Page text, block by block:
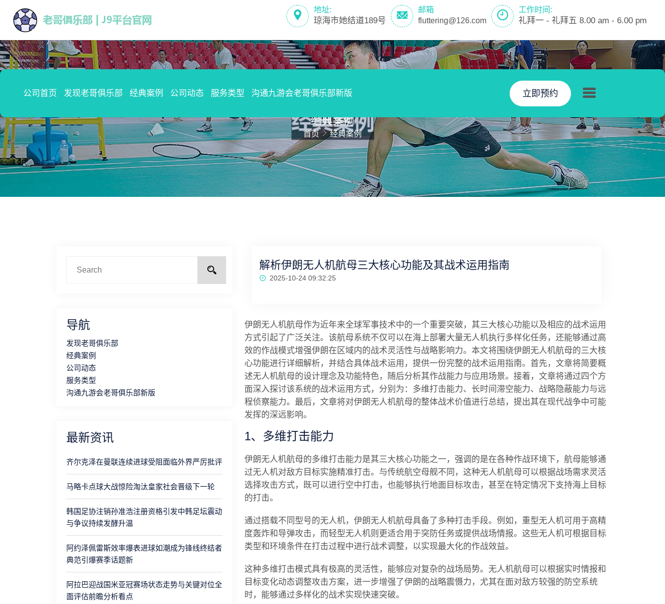
地址:
琼海市她结道189号
邮箱
fluttering@126.com
工作时间:
礼拜一 - 礼拜五 8.00 am - 6.00 pm
公司首页 发现老哥俱乐部 经典案例 公司动态 服务类型 沟通九游会老哥俱乐部新版 立即预约
经典案例
首页 经典案例
导航
发现老哥俱乐部
经典案例
公司动态
服务类型
沟通九游会老哥俱乐部新版
最新资讯
齐尔克泽在曼联连续进球受阻面临外界严厉批评
马略卡点球大战惊险淘汰皇家社会晋级下一轮
韩国足协注销孙准浩注册资格引发中韩足坛震动
与争议持续发酵升温
阿约泽佩雷斯效率爆表进球如潮成为锋线终结者
典范引爆赛季话题新
阿拉巴迎战国米亚冠赛场状态走势与关键对位全
面评估前瞻分析看点
解析伊朗无人机航母三大核心功能及其战术运用指南
2025-10-24 09:32:25
伊朗无人机航母作为近年来全球军事技术中的一个重要突破，其三大核心功能以及相应的战术运用
方式引起了广泛关注。该航母系统不仅可以在海上部署大量无人机执行多样化任务，还能够通过高
效的作战模式增强伊朗在区域内的战术灵活性与战略影响力。本文将围绕伊朗无人机航母的三大核
心功能进行详细解析，并结合具体战术运用，提供一份完整的战术运用指南。首先，文章将简要概
述无人机航母的设计理念及功能特色，随后分析其作战能力与应用场景。接着，文章将通过四个方
面深入探讨该系统的战术运用方式，分别为：多维打击能力、长时间滞空能力、战略隐蔽能力与远
程侦察能力。最后，文章将对伊朗无人机航母的整体战术价值进行总结，提出其在现代战争中可能
发挥的深远影响。
1、多维打击能力
伊朗无人机航母的多维打击能力是其三大核心功能之一，强调的是在各种作战环境下，航母能够通
过无人机对敌方目标实施精准打击。与传统航空母舰不同，这种无人机航母可以根据战场需求灵活
选择攻击方式，既可以进行空中打击，也能够执行地面目标攻击，甚至在特定情况下支持海上目标
的打击。
通过搭载不同型号的无人机，伊朗无人机航母具备了多种打击手段。例如，重型无人机可用于高精
度轰炸和导弹攻击，而轻型无人机则更适合用于突防任务或提供战场情报。这些无人机可根据目标
类型和环境条件在打击过程中进行战术调整，以实现最大化的作战效益。
这种多维打击模式具有极高的灵活性，能够应对复杂的战场局势。无人机航母可以根据实时情报和
目标变化动态调整攻击方案，进一步增强了伊朗的战略震慑力，尤其在面对敌方较强的防空系统
时，能够通过多样化的战术实现快速突破。